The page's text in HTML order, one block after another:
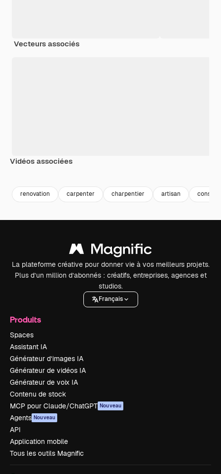
Vecteurs associés
Vidéos associées
renovation carpenter charpentier artisan
La plateforme créative pour donner vie à vos meilleurs projets.
Plus d’un million d’abonnés : créatifs, entreprises, agences et
studios.
Français
Produits
Spaces
Assistant IA
Générateur d’images IA
Générateur de vidéos IA
Générateur de voix IA
Contenu de stock
MCP pour Claude/ChatGPT Nouveau
Agents Nouveau
API
Application mobile
Tous les outils Magnific